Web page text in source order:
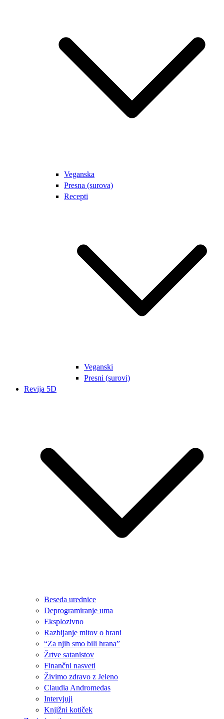
Veganska
Presna (surova)
Recepti
Veganski
Presni (surovi)
Revija 5D
Beseda urednice
Deprogramiranje uma
Eksplozivno
Razbijanje mitov o hrani
“Za njih smo bili hrana”
Žrtve satanistov
Finančni nasveti
Živimo zdravo z Jeleno
Claudia Andromedas
Intervjuji
Knjižni kotiček